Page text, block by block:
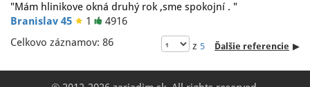
"Mám hlinikove okná druhý rok ,sme spokojní . "
Branislav 45
1
4916
Celkovo záznamov: 86
z 5 Ďalšie referencie ▶